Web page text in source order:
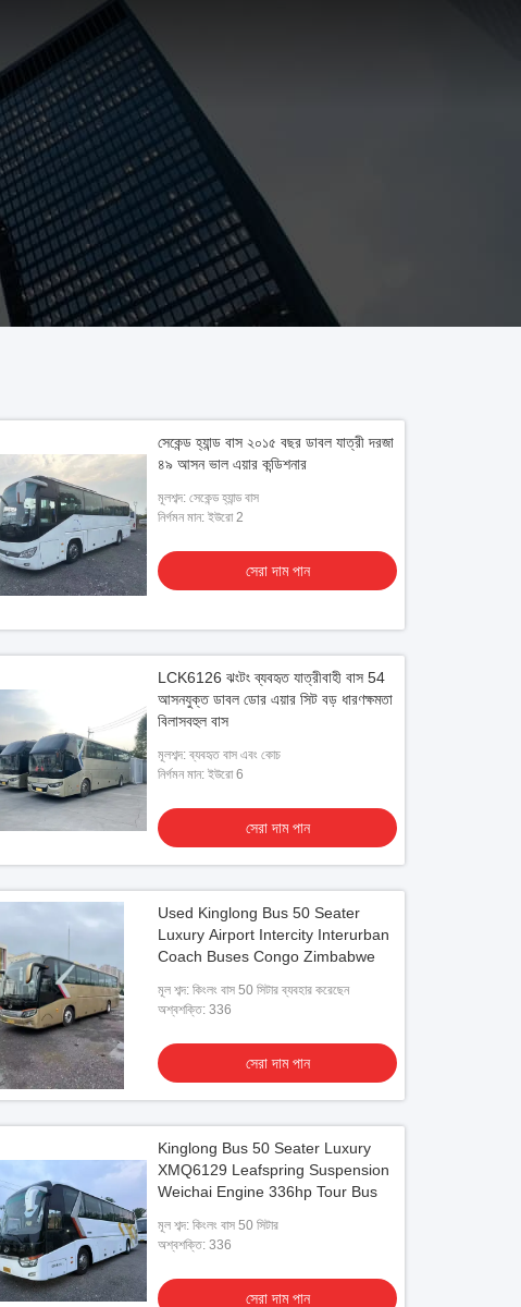
সেকেন্ড হ্যান্ড বাস ২০১৫ বছর ডাবল যাত্রী দরজা
৪৯ আসন ভাল এয়ার কন্ডিশনার
মূলশব্দ: সেকেন্ড হ্যান্ড বাস
নির্গমন মান: ইউরো 2
সেরা দাম পান
LCK6126 ঝংটং ব্যবহৃত যাত্রীবাহী বাস 54
আসনযুক্ত ডাবল ডোর এয়ার সিট বড় ধারণক্ষমতা
বিলাসবহুল বাস
মূলশব্দ: ব্যবহৃত বাস এবং কোচ
নির্গমন মান: ইউরো 6
সেরা দাম পান
Used Kinglong Bus 50 Seater
Luxury Airport Intercity Interurban
Coach Buses Congo Zimbabwe
মূল শব্দ: কিংলং বাস 50 সিটার ব্যবহার করেছেন
অশ্বশক্তি: 336
সেরা দাম পান
Kinglong Bus 50 Seater Luxury
XMQ6129 Leafspring Suspension
Weichai Engine 336hp Tour Bus
মূল শব্দ: কিংলং বাস 50 সিটার
অশ্বশক্তি: 336
সেরা দাম পান